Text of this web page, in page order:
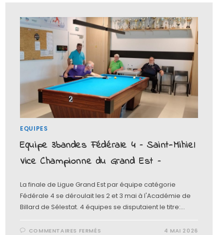
EQUIPES
Equipe 3bandes Fédérale 4 – Saint-Mihiel
Vice Championne du Grand Est –
La finale de Ligue Grand Est par équipe catégorie
Fédérale 4 se déroulait les 2 et 3 mai à l'Académie de
Billard de Sélestat. 4 équipes se disputaient le titre:…
COMMENTAIRES FERMÉS 4 MAI 2026